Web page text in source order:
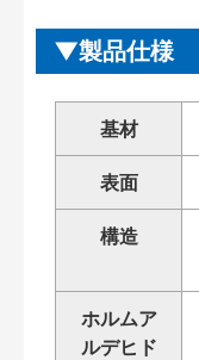
製品仕様
基材
表面
構造
ホルムア
ルデヒド